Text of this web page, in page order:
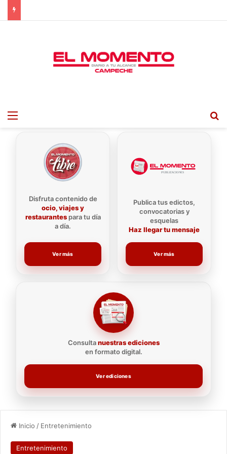
Menu
Disfruta contenido de
ocio, viajes y
restaurantespara tu día
a día.
Ver más
Consultanuestras ediciones
en formato digital.
Ver ediciones
Publica tus edictos,
convocatorias y
esquelas
Haz llegar tu mensaje
Ver más
Inicio / Entretenimiento
Entretenimiento